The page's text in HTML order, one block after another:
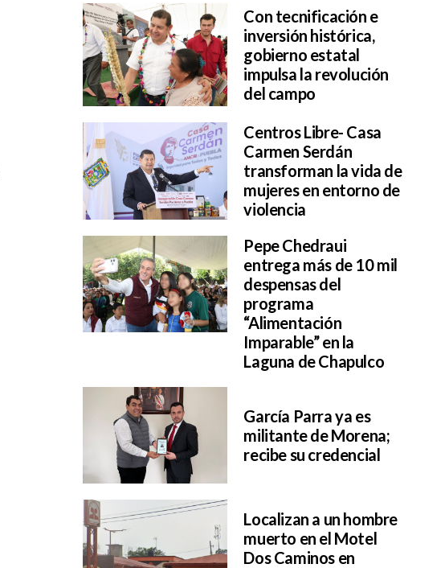
Con tecnificación e
inversión histórica,
gobierno estatal
impulsa la revolución
del campo
Centros Libre- Casa
Carmen Serdán
transforman la vida de
mujeres en entorno de
violencia
Pepe Chedraui
entrega más de 10 mil
despensas del
programa
“Alimentación
Imparable” en la
Laguna de Chapulco
García Parra ya es
militante de Morena;
recibe su credencial
Localizan a un hombre
muerto en el Motel
Dos Caminos en